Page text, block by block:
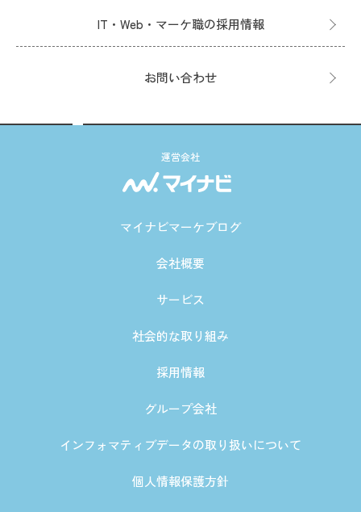
IT・Web・マーケ職の採用情報
お問い合わせ
運営会社
マイナビマーケブログ
会社概要
サービス
社会的な取り組み
採用情報
グループ会社
インフォマティブデータの取り扱いについて
個人情報保護方針